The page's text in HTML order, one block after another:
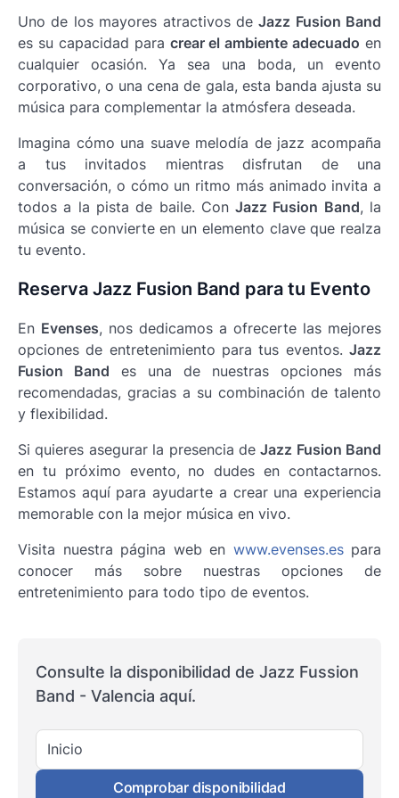
Uno de los mayores atractivos deJazz Fusion Band
es su capacidad para crear el ambiente adecuado en
cualquier ocasión. Ya sea una boda, un evento
corporativo, o una cena de gala, esta banda ajusta su
música para complementar la atmósfera deseada.
Imagina cómo una suave melodía de jazz acompaña
a tus invitados mientras disfrutan de una
conversación, o cómo un ritmo más animado invita a
todos a la pista de baile. ConJazz Fusion Band, la
música se convierte en un elemento clave que realza
tu evento.
Reserva Jazz Fusion Band para tu Evento
En Evenses, nos dedicamos a ofrecerte las mejores
opciones de entretenimiento para tus eventos. Jazz
Fusion Band es una de nuestras opciones más
recomendadas, gracias a su combinación de talento
y flexibilidad.
Si quieres asegurar la presencia deJazz Fusion Band
en tu próximo evento, no dudes en contactarnos.
Estamos aquí para ayudarte a crear una experiencia
memorable con la mejor música en vivo.
Visita nuestra página web en www.evenses.espara
conocer más sobre nuestras opciones de
entretenimiento para todo tipo de eventos.
Consulte la disponibilidad de Jazz Fussion
Band - Valencia aquí.
Inicio
Comprobar disponibilidad